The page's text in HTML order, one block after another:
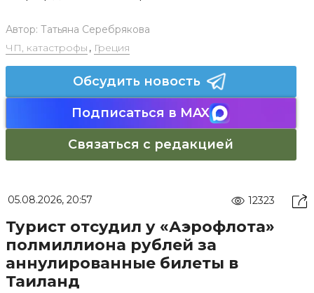
Автор: Татьяна Серебрякова
ЧП, катастрофы , Греция
Обсудить новость
Подписаться в MAX
Связаться с редакцией
05.08.2026, 20:57 12323
Турист отсудил у «Аэрофлота»
полмиллиона рублей за
аннулированные билеты в
Таиланд